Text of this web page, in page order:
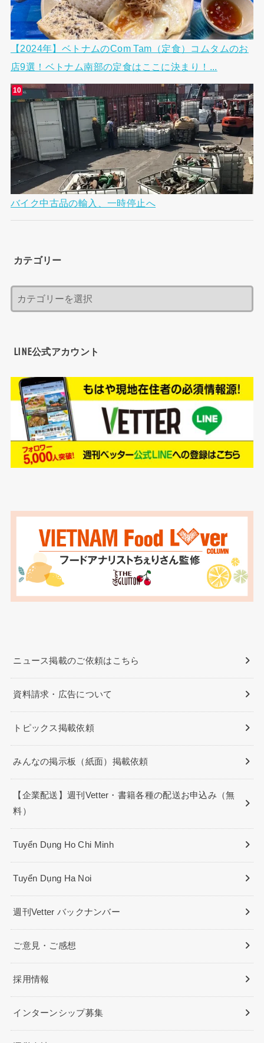
【2024年】ベトナムのCom Tam（定食）コムタムのお
店9選！ベトナム南部の定食はここに決まり！...
バイク中古品の輸入、一時停止へ
カテゴリー
LINE公式アカウント
ニュース掲載のご依頼はこちら
資料請求・広告について
トピックス掲載依頼
みんなの掲示板（紙面）掲載依頼
【企業配送】週刊Vetter・書籍各種の配送お申込み（無
料）
Tuyển Dụng Ho Chi Minh
Tuyển Dụng Ha Noi
週刊Vetter バックナンバー
ご意見・ご感想
採用情報
インターンシップ募集